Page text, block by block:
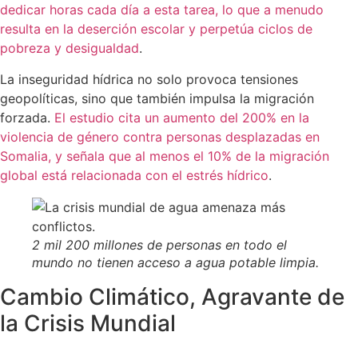
dedicar horas cada día a esta tarea, lo que a menudo
resulta en la deserción escolar y perpetúa ciclos de
pobreza y desigualdad.
La inseguridad hídrica no solo provoca tensiones
geopolíticas, sino que también impulsa la migración
forzada. El estudio cita un aumento del 200% en la
violencia de género contra personas desplazadas en
Somalia, y señala que al menos el 10% de la migración
global está relacionada con el estrés hídrico.
2 mil 200 millones de personas en todo el
mundo no tienen acceso a agua potable limpia.
Cambio Climático, Agravante de
la Crisis Mundial